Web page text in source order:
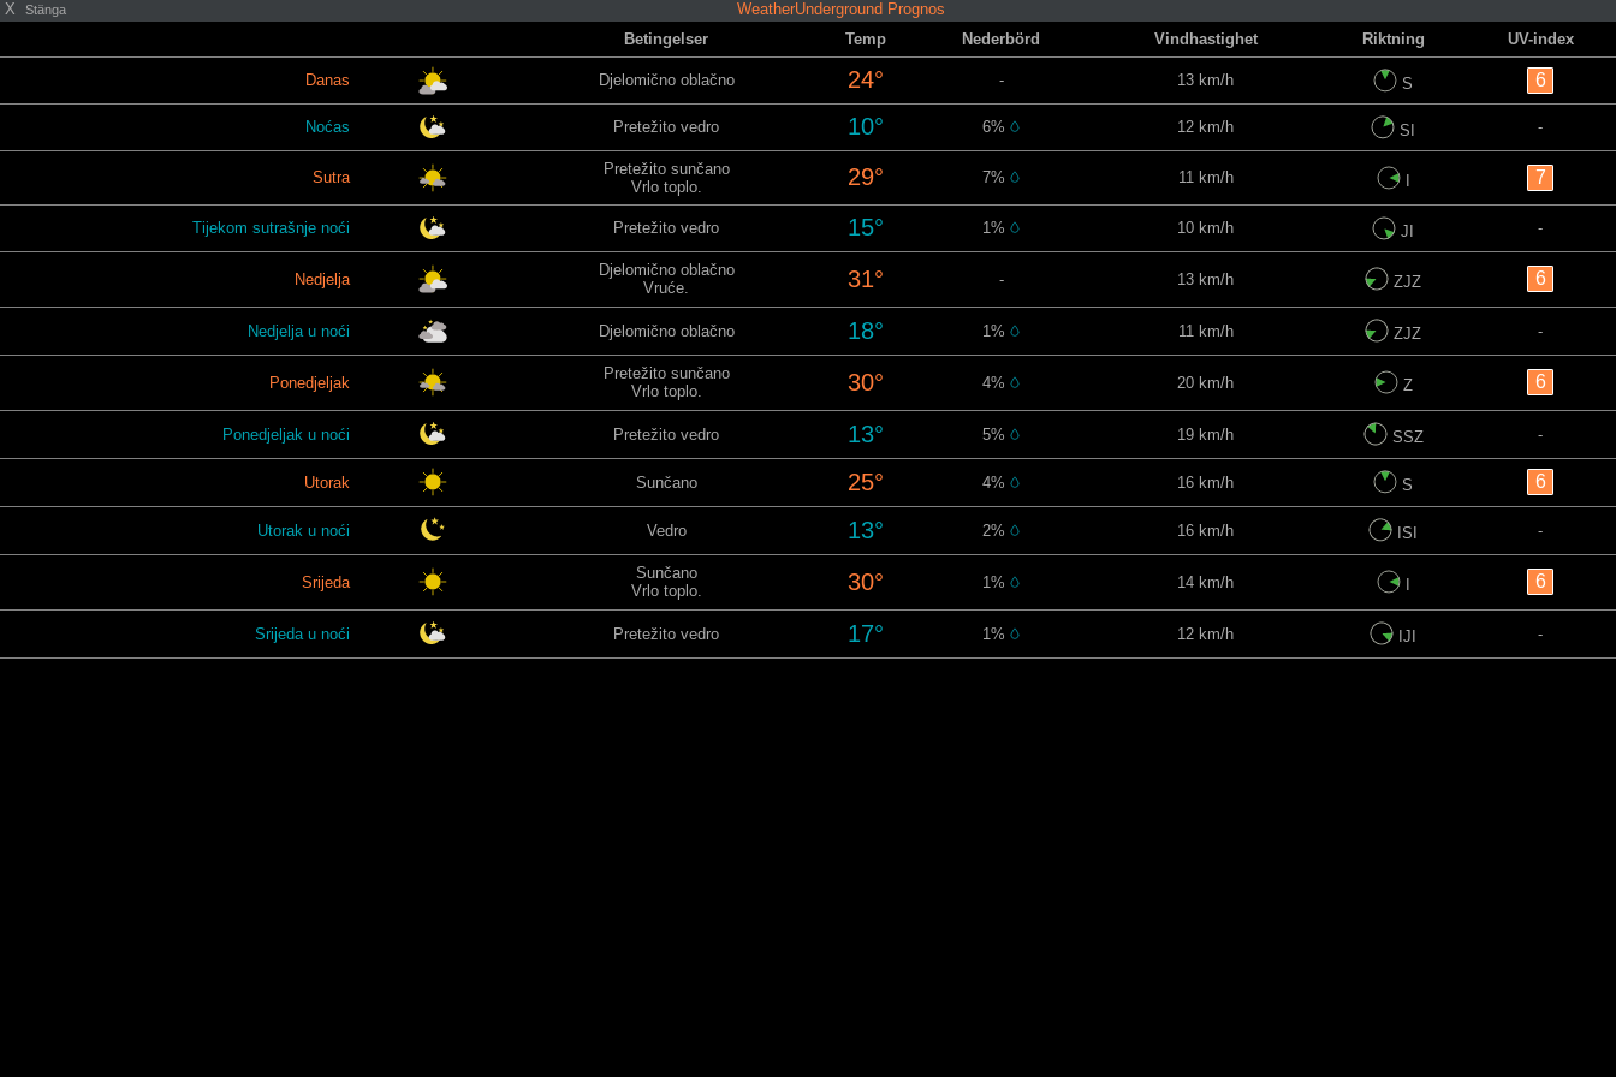
X Stänga
WeatherUnderground Prognos
Betingelser
Temp Nederbörd Vindhastighet Riktning UV-index
Danas Djelomično oblačno 24° - 13 km/h S 6
Noćas Pretežito vedro 10° 6% 12 km/h SI -
Sutra
Pretežito sunčano
Vrlo toplo.
29° 7% 11 km/h I 7
Tijekom sutrašnje noći Pretežito vedro 15° 1% 10 km/h JI -
Nedjelja
Djelomično oblačno
Vruće.
31° - 13 km/h ZJZ 6
Nedjelja u noći Djelomično oblačno 18° 1% 11 km/h ZJZ -
Ponedjeljak
Pretežito sunčano
Vrlo toplo.
30° 4% 20 km/h Z 6
Ponedjeljak u noći Pretežito vedro 13° 5% 19 km/h SSZ -
Utorak Sunčano 25° 4% 16 km/h S 6
Utorak u noći Vedro 13° 2% 16 km/h ISI -
Srijeda
Sunčano
Vrlo toplo.
30° 1% 14 km/h I 6
Srijeda u noći Pretežito vedro 17° 1% 12 km/h IJI -